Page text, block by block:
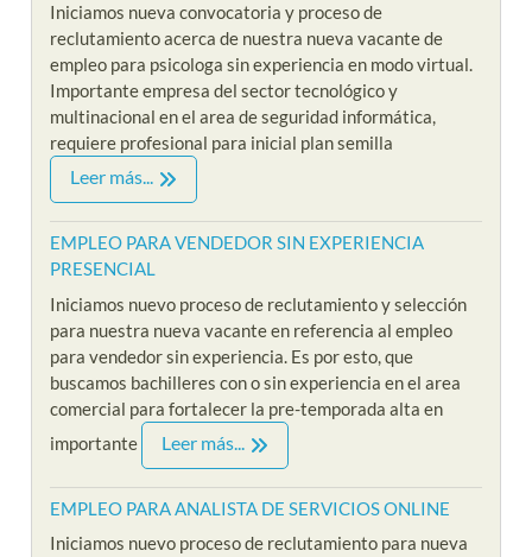
Iniciamos nueva convocatoria y proceso de
reclutamiento acerca de nuestra nueva vacante de
empleo para psicologa sin experiencia en modo virtual.
Importante empresa del sector tecnológico y
multinacional en el area de seguridad informática,
requiere profesional para inicial plan semilla
Leer más...
EMPLEO PARA VENDEDOR SIN EXPERIENCIA
PRESENCIAL
Iniciamos nuevo proceso de reclutamiento y selección
para nuestra nueva vacante en referencia al empleo
para vendedor sin experiencia. Es por esto, que
buscamos bachilleres con o sin experiencia en el area
comercial para fortalecer la pre-temporada alta en
importante
Leer más...
EMPLEO PARA ANALISTA DE SERVICIOS ONLINE
Iniciamos nuevo proceso de reclutamiento para nueva